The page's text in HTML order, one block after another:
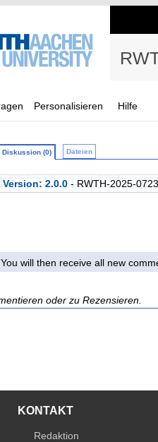
Personalisieren Hilfe
Diskussion (0) Dateien
Version: 2.0.0 - RWTH-2025-
will then receive all new
oder zu Rezensieren.
KONTAKT
Redaktion